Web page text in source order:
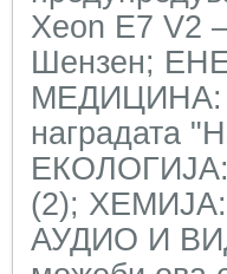
Xeon E7 V2
Шензен;
МЕДИЦИНА:
наградата
ЕКОЛОГИЈА:
(2); ХЕМИЈА:
АУДИО И